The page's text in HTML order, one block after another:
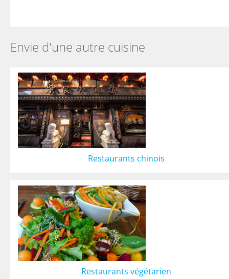
Envie d'une autre cuisine
Restaurants chinois
Restaurants végétarien